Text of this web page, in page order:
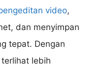
video,
dan menyimpan
tepat. Dengan
lebih